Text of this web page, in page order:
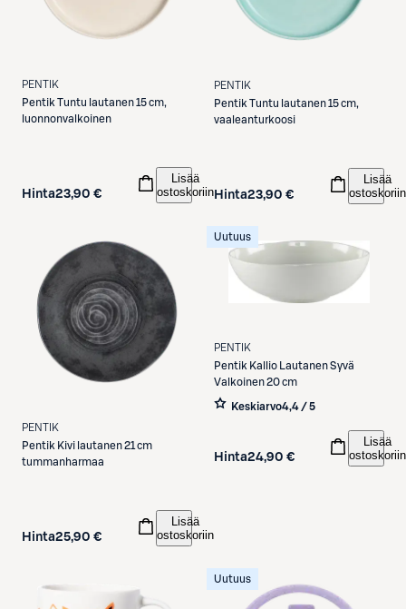
PENTIK
Pentik Tuntu lautanen 15 cm,
luonnonvalkoinen
Hinta23,90 €
Lisää
ostoskoriin
PENTIK
Pentik Tuntu lautanen 15 cm,
vaaleanturkoosi
Hinta23,90 €
Lisää
ostoskoriin
PENTIK
Pentik Kivi lautanen 21 cm
tummanharmaa
Hinta25,90 €
Lisää
ostoskoriin
Uutuus
PENTIK
Pentik Kallio Lautanen Syvä
Valkoinen 20 cm
Keskiarvo4,4 / 5
Hinta24,90 €
Lisää
ostoskoriin
Uutuus